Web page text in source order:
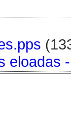
eloadas